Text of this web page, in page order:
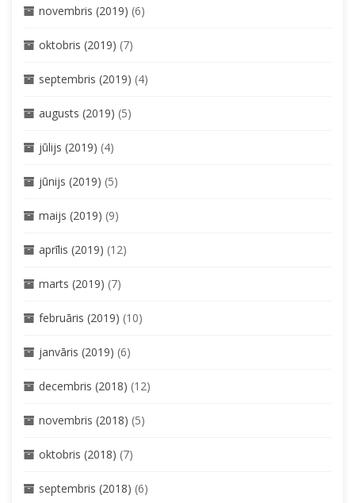
novembris (2019) (6)
oktobris (2019) (7)
septembris (2019) (4)
augusts (2019) (5)
jūlijs (2019) (4)
jūnijs (2019) (5)
maijs (2019) (9)
aprīlis (2019) (12)
marts (2019) (7)
februāris (2019) (10)
janvāris (2019) (6)
decembris (2018) (12)
novembris (2018) (5)
oktobris (2018) (7)
septembris (2018) (6)